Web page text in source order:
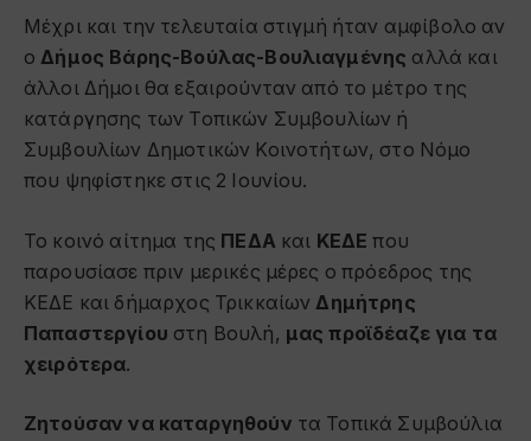
Μέχρι και την τελευταία στιγμή ήταν αμφίβολο αν
οΔήμος Βάρης-Βούλας-Βουλιαγμένης αλλά και
άλλοι Δήμοι θα εξαιρούνταν από το μέτρο της
κατάργησης των Τοπικών Συμβουλίων ή
Συμβουλίων Δημοτικών Κοινοτήτων, στο Νόμο
που ψηφίστηκε στις 2 Ιουνίου.
Το κοινό αίτημα της ΠΕΔΑ και ΚΕΔΕ που
παρουσίασε πριν μερικές μέρες ο πρόεδρος της
ΚΕΔΕ και δήμαρχος Τρικκαίων Δημήτρης
Παπαστεργίου στη Βουλή, μας προϊδέαζε για τα
χειρότερα.
Ζητούσαν να καταργηθούν τα Τοπικά Συμβούλια